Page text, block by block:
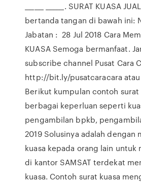
______ ______. SURAT KUASA
bertanda tangan di bawah ini:
Jabatan : 28 Jul 2018 Cara
KUASA Semoga bermanfaat.
subscribe channel Pusat Cara
http://bit.ly/pusatcaracara
Berikut kumpulan contoh surat
berbagai keperluan seperti
pengambilan bpkb,
2019 Solusinya adalah dengan
kuasa kepada orang lain untuk
di kantor SAMSAT terdekat
kuasa. Contoh surat kuasa